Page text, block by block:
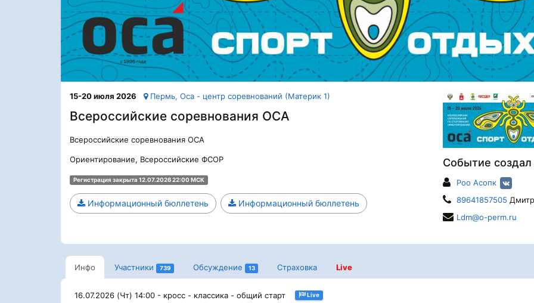
Событие создал
Роо Асопк
89641857505
Ldm@o-perm.ru
15-20 июля 2026 Пермь, Оса - центр соревнований (Материк 1)
Всероссийские соревнования ОСА
Всероссийские соревнования ОСА
Ориентирование, Всероссийские ФСОР
Регистрация закрыта 12.07.2026 22:00 МСК
Информационный бюллетень Информационный бюллетень
Инфо Участники 739 Обсуждение 13 Страховка Live
16.07.2026 (Чт) 14:00 - кросс - классика - общий старт Live